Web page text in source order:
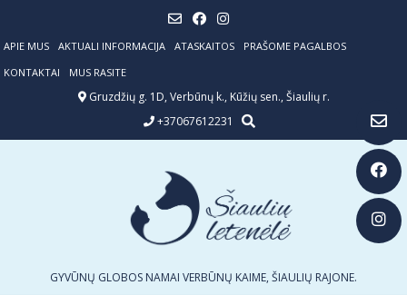
content
APIE MUS AKTUALI INFORMACIJA ATASKAITOS
PRAŠOME PAGALBOS
KONTAKTAI
MUS RASITE
Gruzdžių g. 1D, Verbūnų k., Kūžių sen., Šiaulių r.
+37067612231
GYVŪNŲ GLOBOS NAMAI VERBŪNŲ KAIME, ŠIAULIŲ RAJONE.